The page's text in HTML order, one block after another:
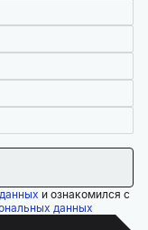
и ознакомился с
данных